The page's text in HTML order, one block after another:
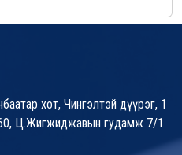
хот, Чингэлтэй дүүрэг, 1
Ц.Жигжиджавын гудамж 7/1